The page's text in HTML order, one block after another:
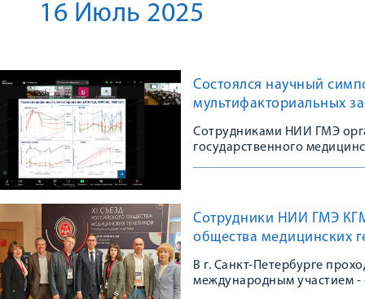
16 Июль 2025
Состоялся научный
мультифакториальных
Сотрудниками НИИ ГМЭ
государственного
Сотрудники НИИ ГМЭ
общества медицинских
В г. Санкт-Петербурге
международным участием -